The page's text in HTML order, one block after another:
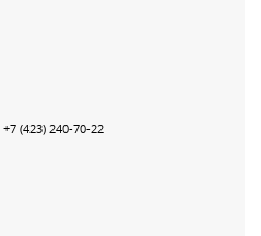
+7 (423) 240-70-22